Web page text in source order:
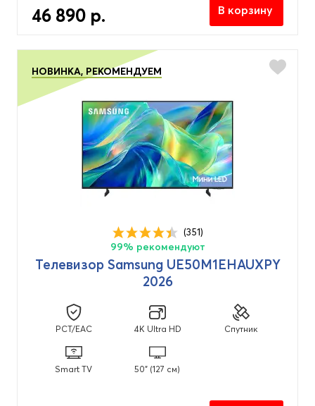
46 890 р. В корзину
НОВИНКА, РЕКОМЕНДУЕМ
(351)
99% рекомендуют
Телевизор Samsung UE50M1EHAUXPY
2026
PCT/EAC 4K Ultra HD Спутник
Smart TV 50" (127 см)